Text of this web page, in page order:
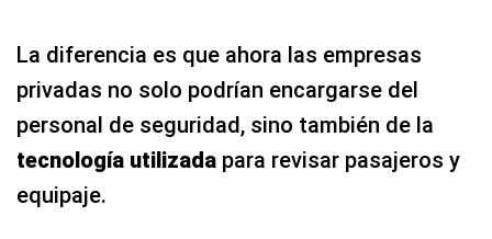
La diferencia es que ahora las empresas
privadas no solo podrían encargarse del
personal de seguridad, sino también de la
tecnología utilizada para revisar pasajeros y
equipaje.